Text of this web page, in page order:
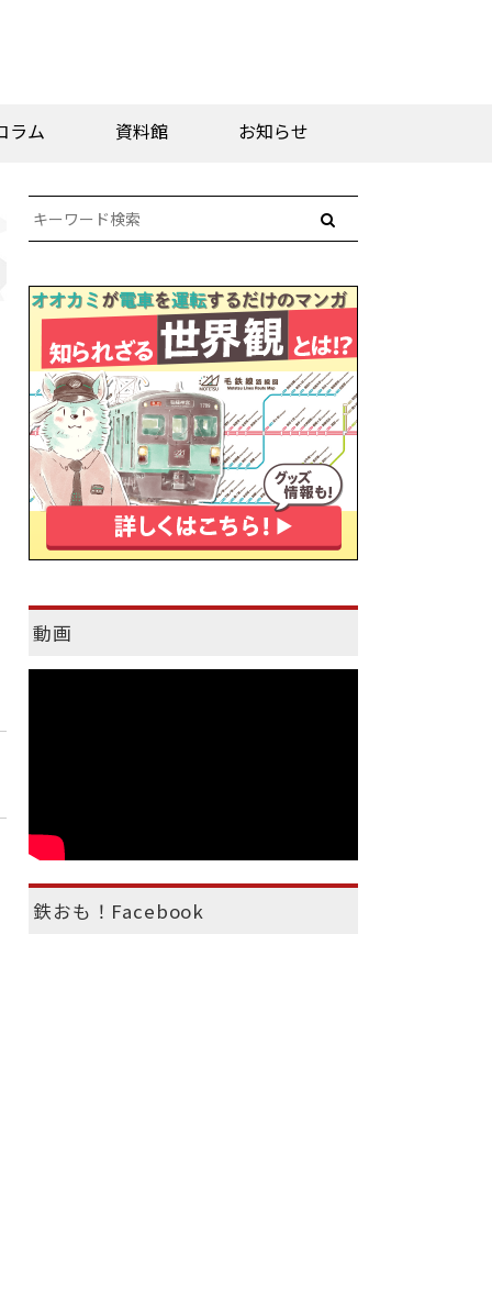
ラム 資料館 お知らせ
動画
鉄おも！Facebook